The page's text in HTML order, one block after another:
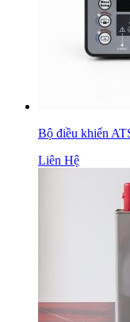
Bộ điều khiển
Liên Hệ